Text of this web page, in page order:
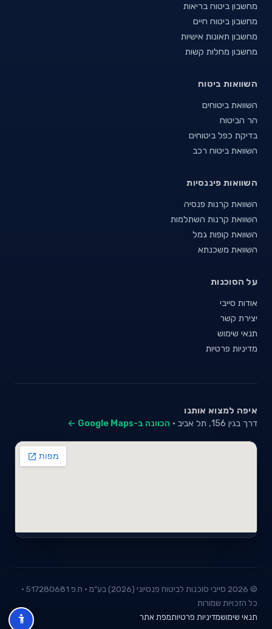
מחשבון ביטוח בריאות
מחשבון ביטוח חיים
מחשבון תאונות אישיות
מחשבון מחלות קשות
השוואות ביטוח
השוואת ביטוחים
הר הביטוח
בדיקת כפל ביטוחים
השוואת ביטוח רכב
השוואות פיננסיות
השוואת קרנות פנסיה
השוואת קרנות השתלמות
השוואת קופות גמל
השוואת משכנתא
על הסוכנות
אודות סייבי
יצירת קשר
תנאי שימוש
מדיניות פרטיות
איפה למצוא אותנו
דרך בגין 156, תל אביב · הכוונה ב-Google Maps ←
© 2026 סייבי סוכנות לביטוח פנסיוני (2026) בע"מ · ח.פ 517280681 ·
כל הזכויות שמורות
תנאי שימושמדיניות פרטיותמפת אתר